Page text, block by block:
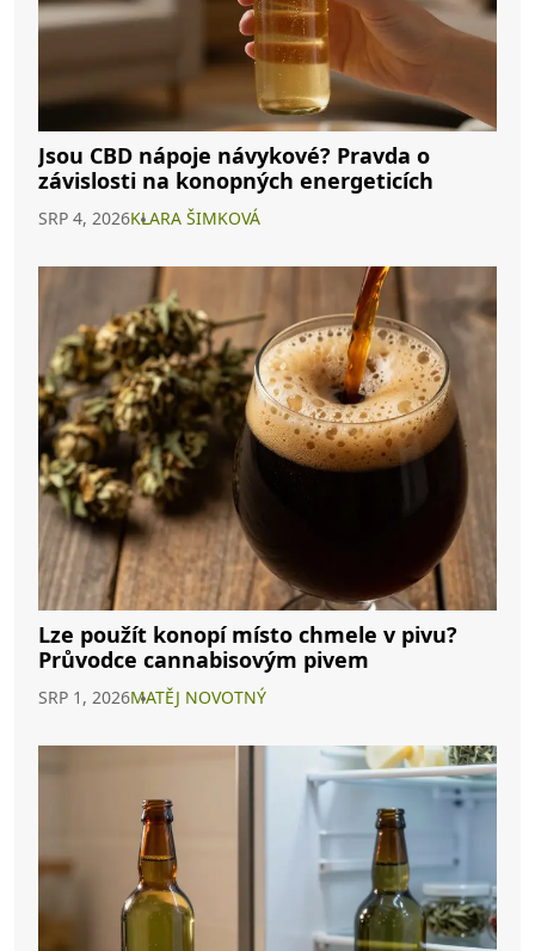
Jsou CBD nápoje návykové? Pravda o
závislosti na konopných energeticích
SRP 4, 2026KLARA ŠIMKOVÁ
Lze použít konopí místo chmele v pivu?
Průvodce cannabisovým pivem
SRP 1, 2026MATĚJ NOVOTNÝ